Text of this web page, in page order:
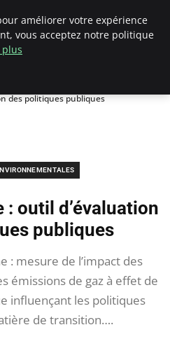
des politiques publiques
: outil d’évaluation
publiques
: mesure de l’impact des
émissions de gaz à effet de
influençant les politiques
de transition….
améliorer votre expérience
vous acceptez notre politique
plus